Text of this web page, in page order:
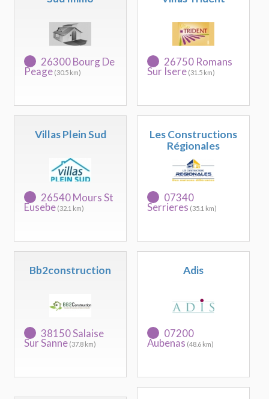
26300 Bourg De
Peage (30.5 km)
26750 Romans
Sur Isere (31.5 km)
Villas Plein Sud
26540 Mours St
Eusebe (32.1 km)
Les Constructions
Régionales
07340
Serrieres (35.1 km)
Bb2construction
38150 Salaise
Sur Sanne (37.8 km)
Adis
07200
Aubenas (48.6 km)